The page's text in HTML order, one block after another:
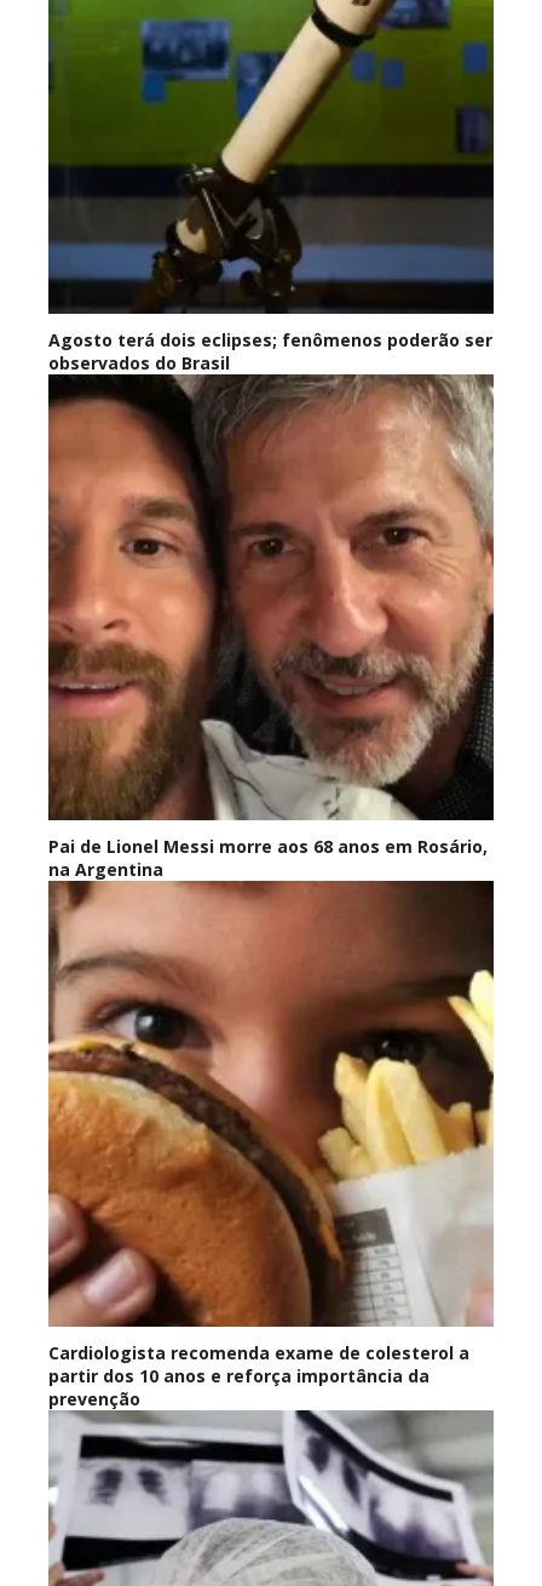
Agosto terá dois eclipses; fenômenos poderão ser
observados do Brasil
Pai de Lionel Messi morre aos 68 anos em Rosário,
na Argentina
Cardiologista recomenda exame de colesterol a
partir dos 10 anos e reforça importância da
prevenção